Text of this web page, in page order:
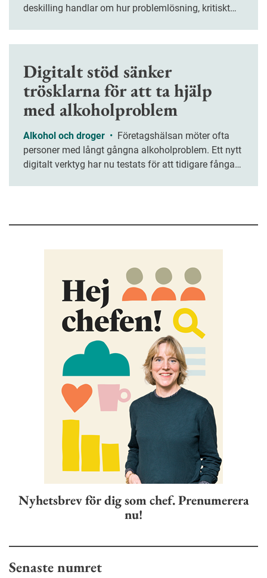
deskilling handlar om hur problemlösning, kritiskt
Digitalt stöd sänker
trösklarna för att ta hjälp
med alkoholproblem
Alkohol och droger •
personer med långt gångna alkoholproblem. Ett nytt
digitalt verktyg har nu testats för att tidigare fånga
Nyhetsbrev för dig som chef. Prenumerera
nu!
Senaste numret